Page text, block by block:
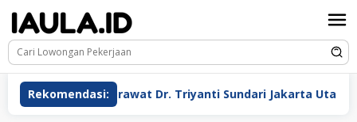
konten
Rekomendasi:
Perawat Dr. Triyanti Sundari Jakarta Utara